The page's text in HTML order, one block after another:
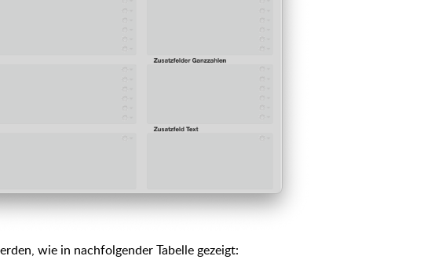
wie in nachfolgender Tabelle gezeigt: